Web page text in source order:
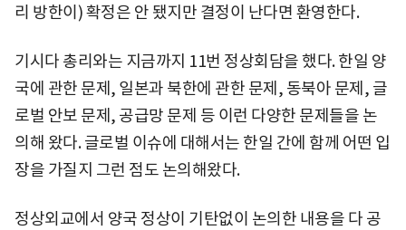
리 방한이) 확정은 안 됐지만 결정이 난다면 환영한다.
기시다 총리와는 지금까지 11번 정상회담을 했다. 한일 양
국에 관한 문제, 일본과 북한에 관한 문제, 동북아 문제, 글
로벌 안보 문제, 공급망 문제 등 이런 다양한 문제들을 논
의해 왔다. 글로벌 이슈에 대해서는 한일 간에 함께 어떤 입
장을 가질지 그런 점도 논의해왔다.
정상외교에서 양국 정상이 기탄없이 논의한 내용을 다 공